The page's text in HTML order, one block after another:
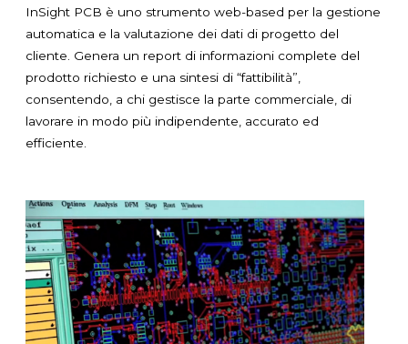
InSight PCB è uno strumento web-based per la gestione
automatica e la valutazione dei dati di progetto del
cliente. Genera un report di informazioni complete del
prodotto richiesto e una sintesi di “fattibilità”,
consentendo, a chi gestisce la parte commerciale, di
lavorare in modo più indipendente, accurato ed
efficiente.